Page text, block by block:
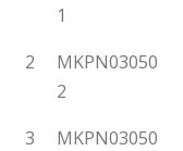
1
2
MKPN03050
2
3
MKPN03050